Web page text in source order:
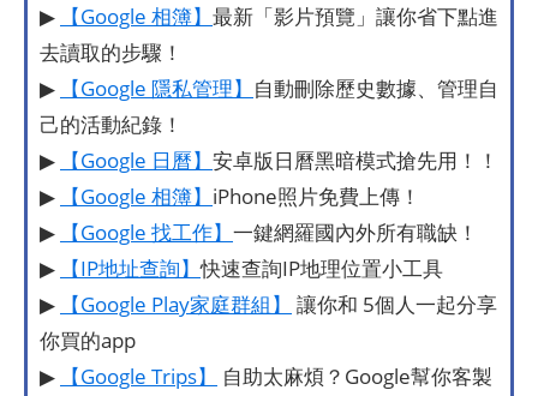
▶
【Google 相簿】 最新「影片預覽」讓你省下點進
去讀取的步驟！
▶
【Google 隱私管理】 自動刪除歷史數據、管理自
己的活動紀錄！
▶
【Google 日曆】 安卓版日曆黑暗模式搶先用！！
▶
【Google 相簿】 iPhone照片免費上傳！
▶
【Google 找工作】 一鍵網羅國內外所有職缺！
▶
【IP地址查詢】快速查詢IP地理位置小工具
▶
【Google Play家庭群組】
讓你和 5個人一起分享
你買的app
▶
【Google Trips】
自助太麻煩？Google幫你客製